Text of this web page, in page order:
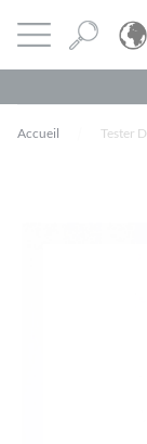
Ouvrir le menu
Accueil Tester